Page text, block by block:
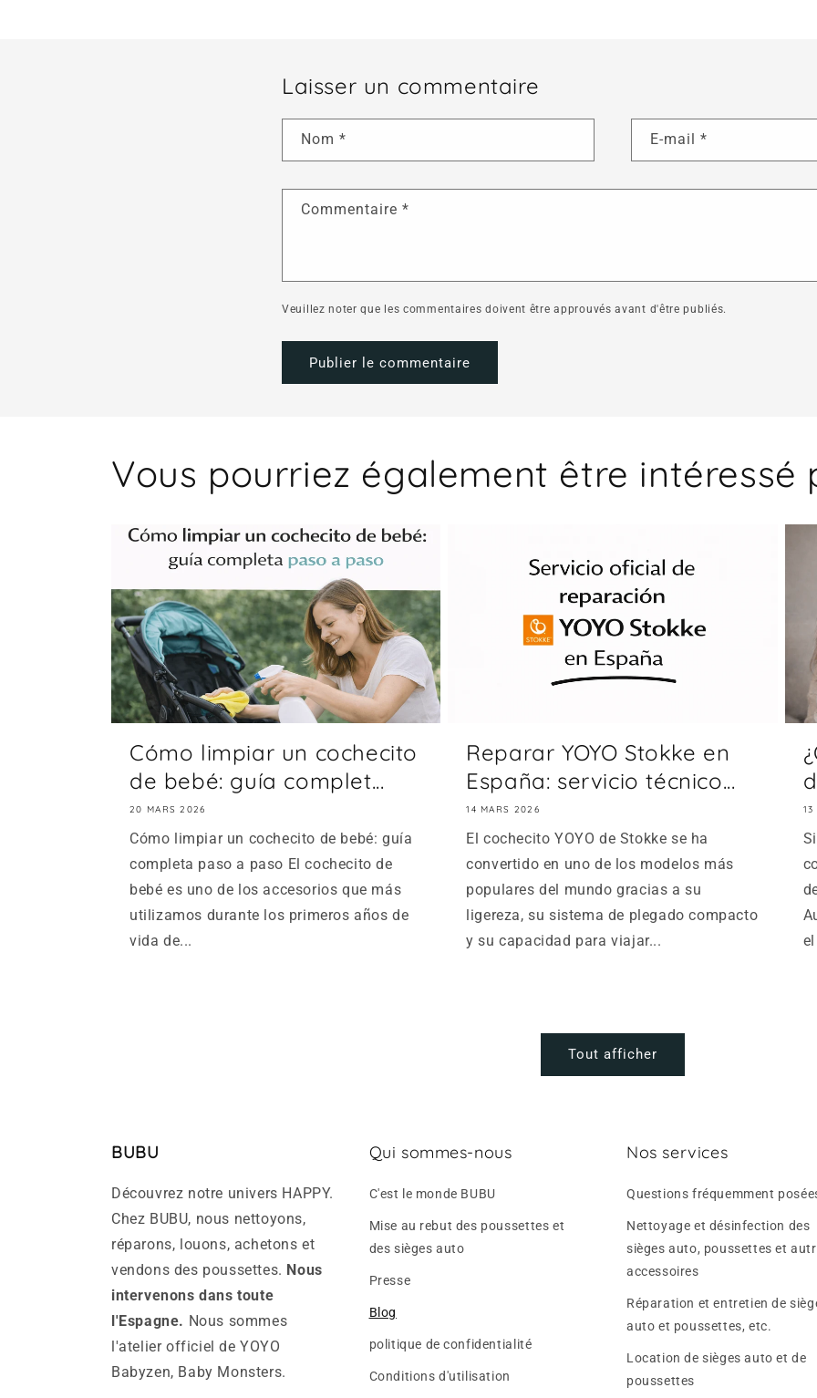
Laisser un commentaire
Nom * E-mail *
Commentaire *
Veuillez noter que les commentaires doivent être approuvés avant d'être publiés.
Vous pourriez également être intéressé
Cómo limpiar un cochecito
de bebé: guía complet...
20 MARS 2026
Cómo limpiar un cochecito de bebé: guía
completa paso a paso El cochecito de
bebé es uno de los accesorios que más
utilizamos durante los primeros años de
vida de...
Reparar YOYO Stokke en
España: servicio técnico...
14 MARS 2026
El cochecito YOYO de Stokke se ha
convertido en uno de los modelos más
populares del mundo gracias a su
ligereza, su sistema de plegado compacto
y su capacidad para viajar...
Tout afficher
BUBU
Découvrez notre univers HAPPY.
Chez BUBU, nous nettoyons,
réparons, louons, achetons et
vendons des poussettes. Nous
intervenons dans toute
l'Espagne. Nous sommes
l'atelier officiel de YOYO
Babyzen, Baby Monsters.
Qui sommes-nous
C'est le monde BUBU
Mise au rebut des poussettes et
des sièges auto
Presse
Blog
politique de confidentialité
Conditions d'utilisation
Nos services
Questions fréquemment
Nettoyage et désinfection des
sièges auto, poussettes et
accessoires
Réparation et entretien de
auto et poussettes, etc.
Location de sièges auto et de
poussettes